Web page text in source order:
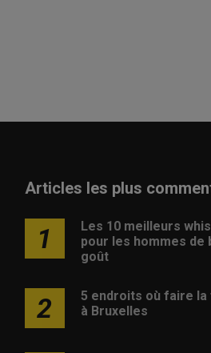
Articles les plus
1
Les 10 meilleurs
pour les hommes de
goût
2
5 endroits où faire
à Bruxelles